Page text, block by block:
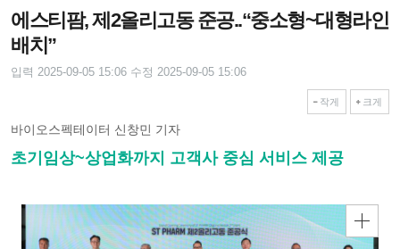
에스티팜, 제2올리고동 준공..“중소형~대형라인
배치”
입력 2025-09-05 15:06 수정 2025-09-05 15:06
작게 크게
바이오스펙테이터 신창민 기자
초기임상~상업화까지 고객사 중심 서비스 제공